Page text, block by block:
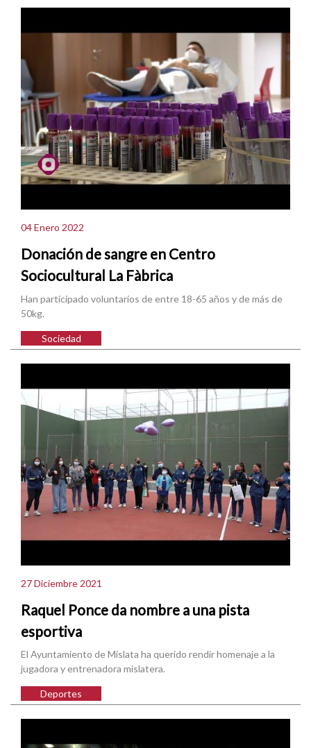
04 Enero 2022
Donación de sangre en Centro
Sociocultural La Fàbrica
Han participado voluntarios de entre 18-65 años y de más de
50kg.
Sociedad
27 Diciembre 2021
Raquel Ponce da nombre a una pista
esportiva
El Ayuntamiento de Mislata ha querido rendir homenaje a la
jugadora y entrenadora mislatera.
Deportes